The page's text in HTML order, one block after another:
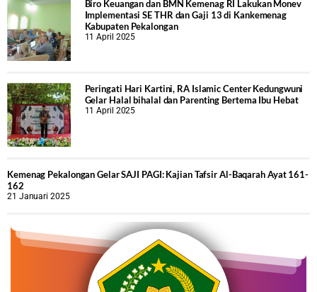
Biro Keuangan dan BMN Kemenag RI Lakukan Monev
Implementasi SE THR dan Gaji 13 di Kankemenag
Kabupaten Pekalongan
11 April 2025
Peringati Hari Kartini, RA Islamic Center Kedungwuni
Gelar Halal bihalal dan Parenting Bertema Ibu Hebat
11 April 2025
Kemenag Pekalongan Gelar SAJI PAGI: Kajian Tafsir Al-Baqarah Ayat 161-
162
21 Januari 2025